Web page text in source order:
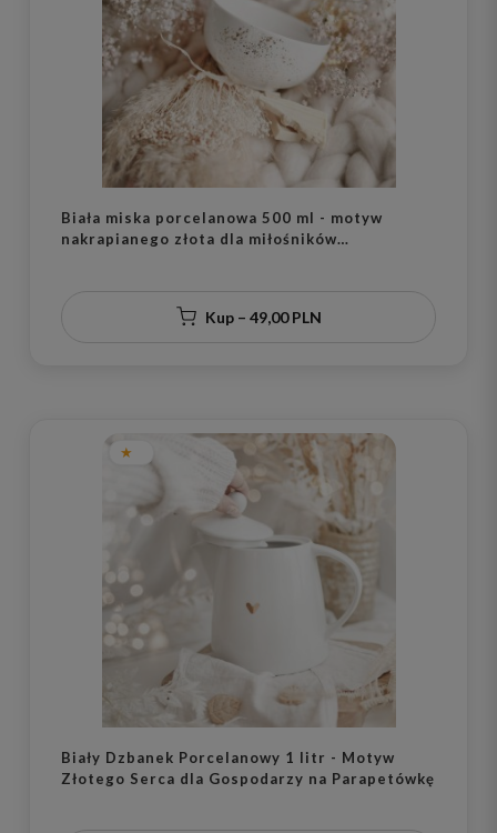
Biała miska porcelanowa 500 ml - motyw
nakrapianego złota dla miłośników
Kup – 49,00 PLN
Biały Dzbanek Porcelanowy 1 litr - Motyw
Złotego Serca dla Gospodarzy na Parapetówkę